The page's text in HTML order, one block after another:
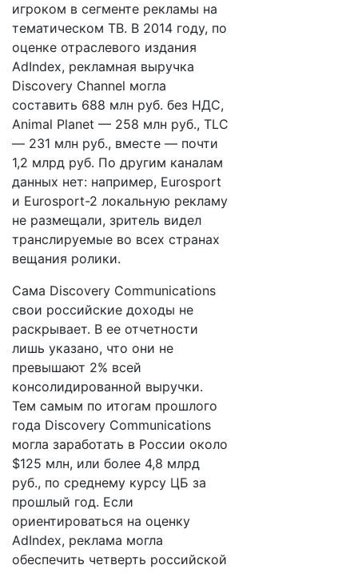
игроком в сегменте рекламы на
тематическом ТВ. В 2014 году, по
оценке отраслевого издания
AdIndex, рекламная выручка
Discovery Channel могла
составить 688 млн руб. без НДС,
Animal Planet — 258 млн руб., TLC
— 231 млн руб., вместе — почти
1,2 млрд руб. По другим каналам
данных нет: например, Eurosport
и Eurosport-2 локальную рекламу
не размещали, зритель видел
транслируемые во всех странах
вещания ролики.
Сама Discovery Communications
свои российские доходы не
раскрывает. В ее отчетности
лишь указано, что они не
превышают 2% всей
консолидированной выручки.
Тем самым по итогам прошлого
года Discovery Communications
могла заработать в России около
$125 млн, или более 4,8 млрд
руб., по среднему курсу ЦБ за
прошлый год. Если
ориентироваться на оценку
AdIndex, реклама могла
обеспечить четверть российской